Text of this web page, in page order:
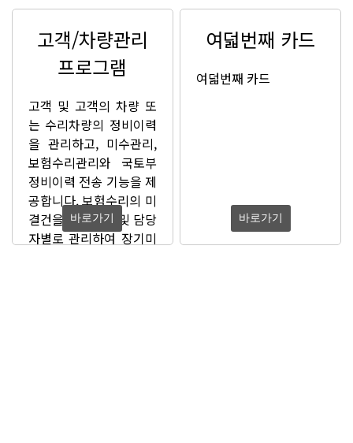
고객/차량관리
프로그램
고객 및 고객의 차량 또
는 수리차량의 정비이력
을 관리하고, 미수관리,
보험수리관리와 국토부
정비이력 전송 기능을 제
공합니다. 보험수리의 미
결건을 보험사별 및 담당
자별로 관리하여 장기미
바로가기
여덟번째 카드
여덟번째 카드
바로가기